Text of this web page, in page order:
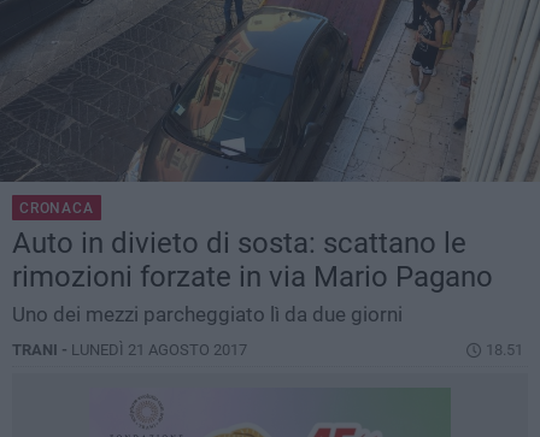
CRONACA
Auto in divieto di sosta: scattano le
rimozioni forzate in via Mario Pagano
Uno dei mezzi parcheggiato lì da due giorni
TRANI - LUNEDÌ 21 AGOSTO 2017 18.51